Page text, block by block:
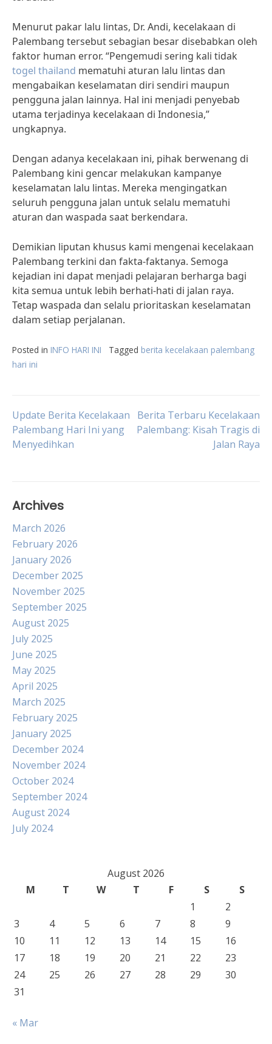
Menurut pakar lalu lintas, Dr. Andi, kecelakaan di
Palembang tersebut sebagian besar disebabkan oleh
faktor human error. “Pengemudi sering kali tidak
togel thailand mematuhi aturan lalu lintas dan
mengabaikan keselamatan diri sendiri maupun
pengguna jalan lainnya. Hal ini menjadi penyebab
utama terjadinya kecelakaan di Indonesia,”
ungkapnya.
Dengan adanya kecelakaan ini, pihak berwenang di
Palembang kini gencar melakukan kampanye
keselamatan lalu lintas. Mereka mengingatkan
seluruh pengguna jalan untuk selalu mematuhi
aturan dan waspada saat berkendara.
Demikian liputan khusus kami mengenai kecelakaan
Palembang terkini dan fakta-faktanya. Semoga
kejadian ini dapat menjadi pelajaran berharga bagi
kita semua untuk lebih berhati-hati di jalan raya.
Tetap waspada dan selalu prioritaskan keselamatan
dalam setiap perjalanan.
Posted in INFO HARI INI Tagged berita kecelakaan palembang
hari ini
Post
navigation
Update Berita Kecelakaan
Palembang Hari Ini yang
Menyedihkan
Berita Terbaru Kecelakaan
Palembang: Kisah Tragis di
Jalan Raya
Archives
March 2026
February 2026
January 2026
December 2025
November 2025
September 2025
August 2025
July 2025
June 2025
May 2025
April 2025
March 2025
February 2025
January 2025
December 2024
November 2024
October 2024
September 2024
August 2024
July 2024
August 2026
M
T W T F S
S
1
2
3
4 5 6 7 8
9
10
11 12 13 14 15
16
17
18 19 20 21 22
23
24
25 26 27 28 29
30
31
« Mar